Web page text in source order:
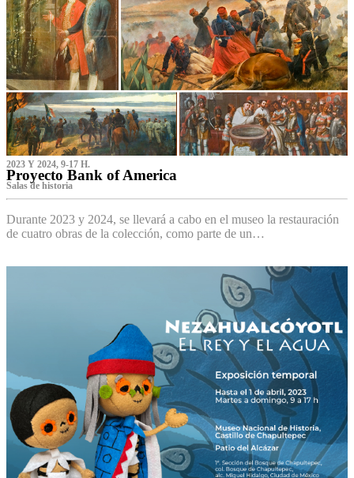
2023 Y 2024, 9-17 H.
Proyecto Bank of America
S‌alas de historia
Durante 2023 y 2024, se llevará a cabo en el museo la restauración
de cuatro obras de la colección, como parte de un…